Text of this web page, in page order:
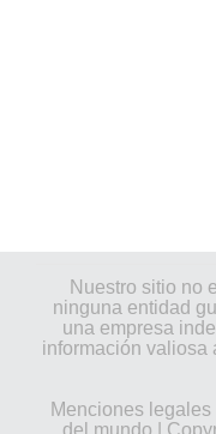
Nuestro sitio no
ninguna entidad
una empresa
información valiosa
Menciones legales
del mundo |